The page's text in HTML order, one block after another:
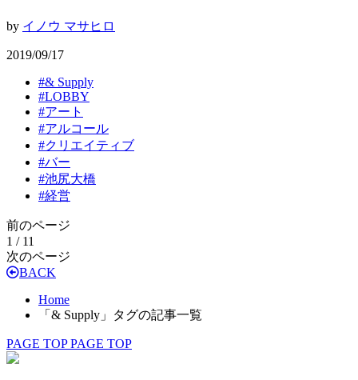
by イノウ マサヒロ
2019/09/17
#& Supply
#LOBBY
#アート
#アルコール
#クリエイティブ
#バー
#池尻大橋
#経営
前のページ
1 / 11
次のページ
BACK
Home
「& Supply」タグの記事一覧
PAGE TOP PAGE TOP